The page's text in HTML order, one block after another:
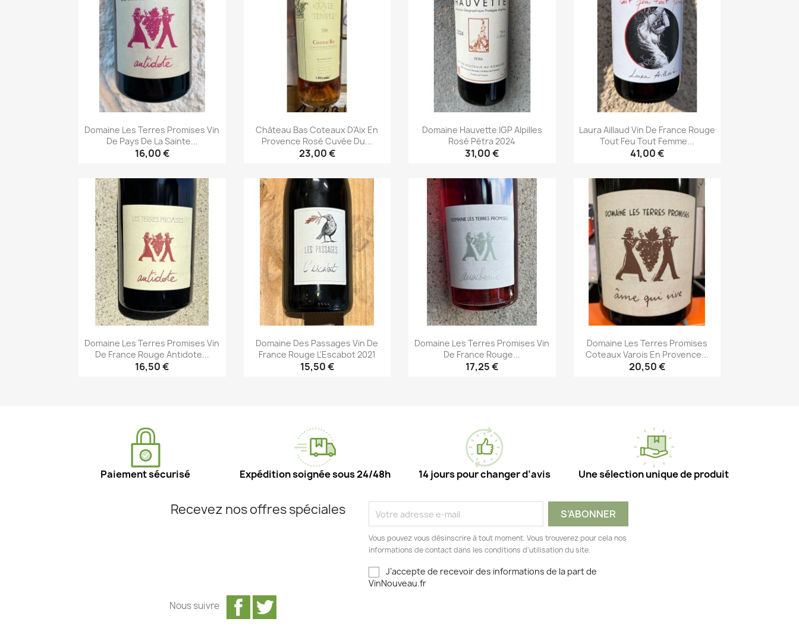
Domaine Les Terres Promises Vin
De Pays De La Sainte...
16,00 €
Aperçu rapide
Château Bas Coteaux D'Aix En
Provence Rosé Cuvée Du...
23,00 €
Aperçu rapide
Domaine Hauvette IGP Alpilles
Rosé Pétra 2024
31,00 €
Aperçu rapide
Laura Aillaud Vin De France Rouge
Tout Feu Tout Femme...
41,00 €
Aperçu rapide
Domaine Les Terres Promises Vin
De France Rouge Antidote...
16,50 €
Domaine Des Passages Vin De
France Rouge L'Escabot 2021
15,50 €
Domaine Les Terres Promises Vin
De France Rouge...
17,25 €
Domaine Les Terres Promises
Coteaux Varois En Provence...
20,50 €
Paiement sécurisé Expédition soignée sous 24/48h 14 jours pour changer d’avis Une sélection unique de produit
Recevez nos offres spéciales
Vous pouvez vous désinscrire à tout moment. Vous trouverez pour cela nos
informations de contact dans les conditions d'utilisation du site.
J’accepte de recevoir des informations de la part de
VinNouveau.fr
Facebook
Nous suivre